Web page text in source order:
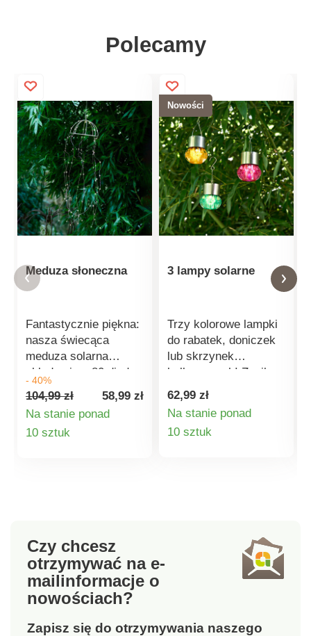
Polecamy
Meduza słoneczna
Fantastycznie piękna:
nasza świecąca
meduza solarna
składa się z 80 diod
LED! Światła tańczą
na filigranowych
mackach niczym
świetliki w ciemności.
- 40%
104,99 zł
58,99 zł
Na stanie ponad
10 sztuk
Nowości
3 lampy solarne
Trzy kolorowe lampki
do rabatek, doniczek
lub skrzynek
balkonowych! Zasilane
energią słoneczną, nie
zużywają energii
elektrycznej.
62,99 zł
Na stanie ponad
10 sztuk
Czy chcesz
otrzymywać na e-
mailinformacje o
nowościach?
Zapisz się do otrzymywania naszego